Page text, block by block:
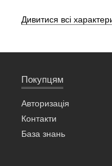
Дивитися всі
Покупцям
Авторизація
Контакти
База знань